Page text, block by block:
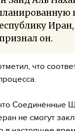
он.
что
Соединённые
не смогут